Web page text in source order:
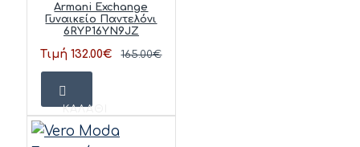
Armani Exchange
Γυναικείο Παντελόνι
6RYP16YN9JZ
Τιμή 132.00€ 165.00€
ΚΑΛΆΘΙ